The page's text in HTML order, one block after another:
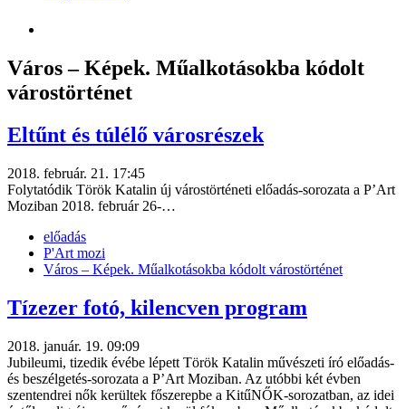
Város – Képek. Műalkotásokba kódolt
várostörténet
Eltűnt és túlélő városrészek
2018. február. 21. 17:45
Folytatódik Török Katalin új várostörténeti előadás-sorozata a P’Art
Moziban 2018. február 26-…
előadás
P'Art mozi
Város – Képek. Műalkotásokba kódolt várostörténet
Tízezer fotó, kilencven program
2018. január. 19. 09:09
Jubileumi, tizedik évébe lépett Török Katalin művészeti író előadás-
és beszélgetés-sorozata a P’Art Moziban. Az utóbbi két évben
szentendrei nők kerültek főszerepbe a KitűNŐK-sorozatban, az idei